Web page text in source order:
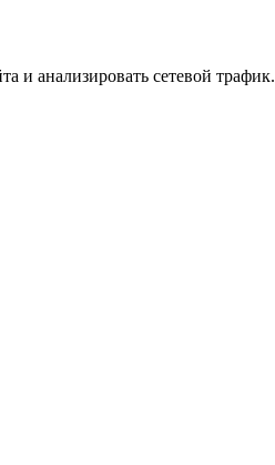
и анализировать сетевой трафик.